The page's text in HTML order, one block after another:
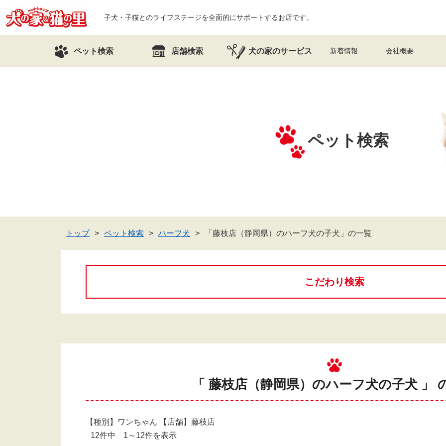
子犬・子猫とのライフステージを全面的にサポートするお店です。
ペット検索 店舗検索 犬の家のサービス 新着情報 会社概要
ペット検索
トップ ペット検索 ハーフ犬 「藤枝店（静岡県）のハーフ犬の子犬」の一覧
こだわり検索
「 藤枝店（静岡県）のハーフ犬の子犬 」
【種別】ワンちゃん 【店舗】藤枝店
12件中 1～12件を表示